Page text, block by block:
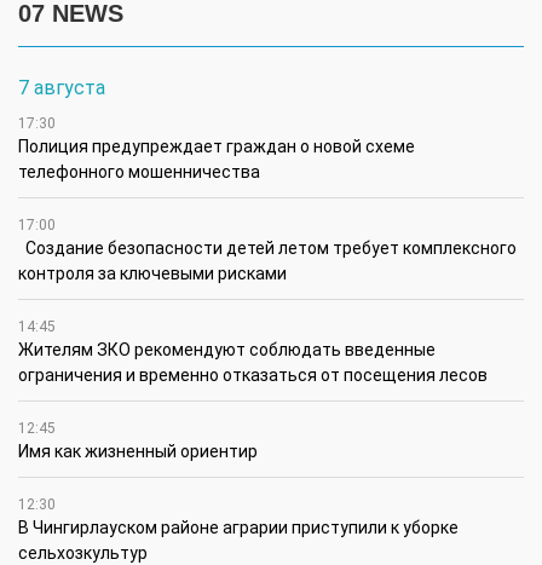
07 NEWS
7 августа
17:30
Полиция предупреждает граждан о новой схеме
телефонного мошенничества
17:00
Создание безопасности детей летом требует комплексного
контроля за ключевыми рисками
14:45
Жителям ЗКО рекомендуют соблюдать введенные
ограничения и временно отказаться от посещения лесов
12:45
Имя как жизненный ориентир
12:30
В Чингирлауском районе аграрии приступили к уборке
сельхозкультур